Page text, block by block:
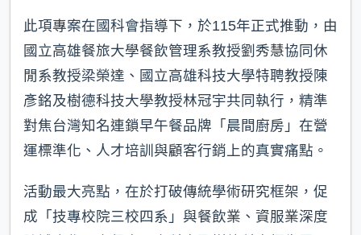
此項專案在國科會指導下，於115年正式推動，由
國立高雄餐旅大學餐飲管理系教授劉秀慧協同休
閒系教授梁榮達、國立高雄科技大學特聘教授陳
彥銘及樹德科技大學教授林冠宇共同執行，精準
對焦台灣知名連鎖早午餐品牌「晨間廚房」在營
運標準化、人才培訓與顧客行銷上的真實痛點。
活動最大亮點，在於打破傳統學術研究框架，促
成「技專校院三校四系」與餐飲業、資服業深度